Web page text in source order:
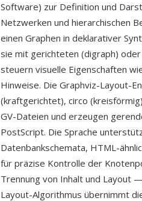
Software) zur Definition und
Netzwerken und hierarchischen
einen Graphen in deklarativer
sie mit gerichteten (digraph)
steuern visuelle Eigenschaften
Hinweise. Die Graphviz-Layout-
(kraftgerichtet), circo
GV-Dateien und erzeugen
PostScript. Die Sprache
Datenbankschemata, HTML-
für präzise Kontrolle der
Trennung von Inhalt und Layout
Layout-Algorithmus übernimmt